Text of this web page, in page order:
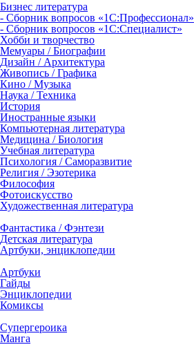
Бизнес литература
- Сборник вопросов «1С:Профессионал»
- Сборник вопросов «1С:Специалист»
Хобби и творчество
Мемуары / Биографии
Дизайн / Архитектура
Живопись / Графика
Кино / Музыка
Наука / Техника
История
Иностранные языки
Компьютерная литература
Медицина / Биология
Учебная литература
Психология / Саморазвитие
Религия / Эзотерика
Философия
Фотоискусство
Художественная литература
Фантастика / Фэнтези
Детская литература
Артбуки, энциклопедии
Артбуки
Гайды
Энциклопедии
Комиксы
Супергероика
Манга